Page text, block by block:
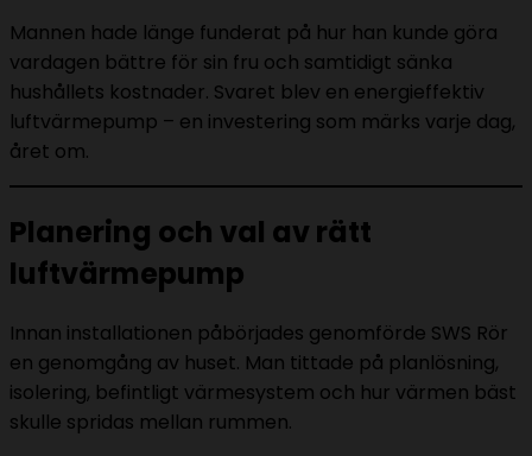
Mannen hade länge funderat på hur han kunde göra
vardagen bättre för sin fru och samtidigt sänka
hushållets kostnader. Svaret blev en energieffektiv
luftvärmepump – en investering som märks varje dag,
året om.
Planering och val av rätt
luftvärmepump
Innan installationen påbörjades genomförde SWS Rör
en genomgång av huset. Man tittade på planlösning,
isolering, befintligt värmesystem och hur värmen bäst
skulle spridas mellan rummen.